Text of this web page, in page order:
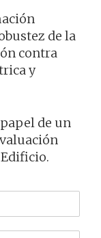
de la
contra
y
de un